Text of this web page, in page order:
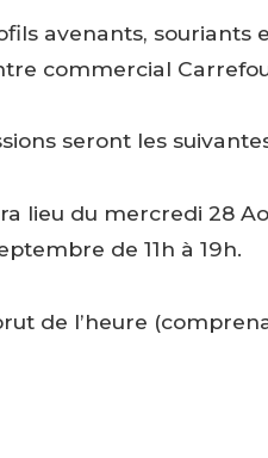
avenants,
commercial
seront les
lieu du mercredi 28
de 11h à 19h.
de l’heure